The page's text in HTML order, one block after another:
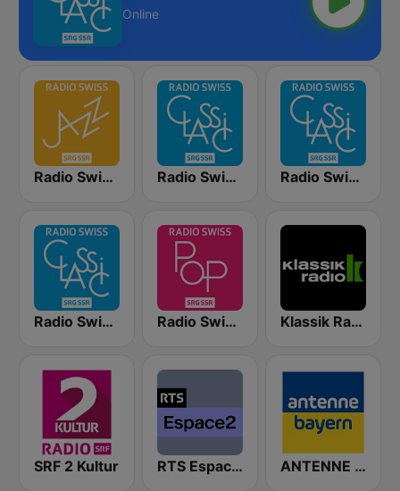
Online
Radio Swiss Jazz Radio Swiss Classic FR Radio Swiss Classic EN
Radio Swiss Classic IT Radio Swiss Pop Klassik Radio Schweiz
SRF 2 Kultur RTS Espace 2 ANTENNE BAYERN